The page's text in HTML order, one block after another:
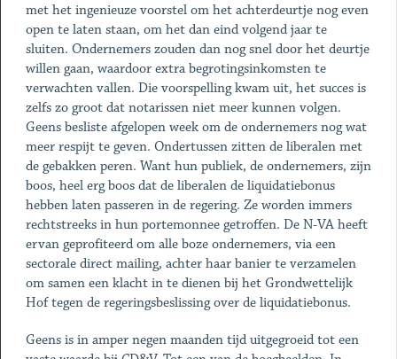
met het ingenieuze voorstel om het achterdeurtje nog even
open te laten staan, om het dan eind volgend jaar te
sluiten. Ondernemers zouden dan nog snel door het deurtje
willen gaan, waardoor extra begrotingsinkomsten te
verwachten vallen. Die voorspelling kwam uit, het succes is
zelfs zo groot dat notarissen niet meer kunnen volgen.
Geens besliste afgelopen week om de ondernemers nog wat
meer respijt te geven. Ondertussen zitten de liberalen met
de gebakken peren. Want hun publiek, de ondernemers, zijn
boos, heel erg boos dat de liberalen de liquidatiebonus
hebben laten passeren in de regering. Ze worden immers
rechtstreeks in hun portemonnee getroffen. De N-VA heeft
ervan geprofiteerd om alle boze ondernemers, via een
sectorale direct mailing, achter haar banier te verzamelen
om samen een klacht in te dienen bij het Grondwettelijk
Hof tegen de regeringsbeslissing over de liquidatiebonus.
Geens is in amper negen maanden tijd uitgegroeid tot een